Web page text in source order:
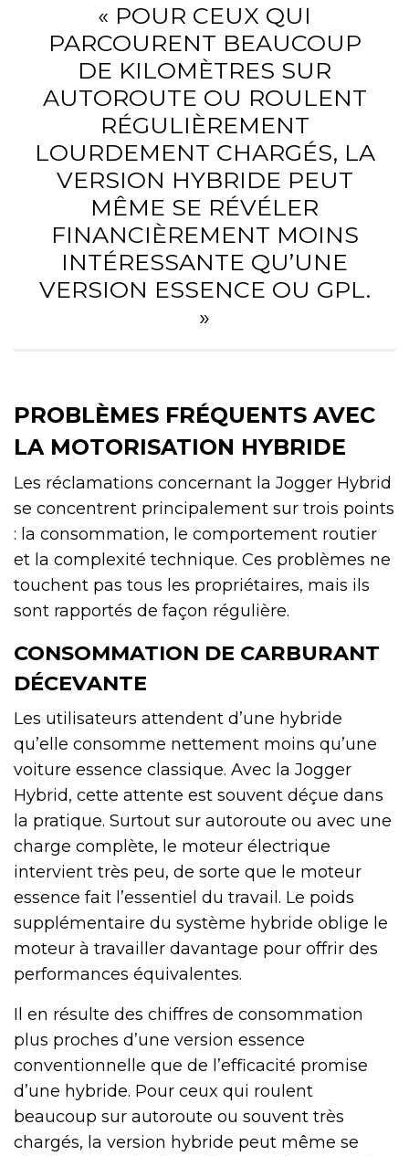
« POUR CEUX QUI
PARCOURENT BEAUCOUP
DE KILOMÈTRES SUR
AUTOROUTE OU ROULENT
RÉGULIÈREMENT
LOURDEMENT CHARGÉS, LA
VERSION HYBRIDE PEUT
MÊME SE RÉVÉLER
FINANCIÈREMENT MOINS
INTÉRESSANTE QU’UNE
VERSION ESSENCE OU GPL.
»
PROBLÈMES FRÉQUENTS AVEC
LA MOTORISATION HYBRIDE
Les réclamations concernant la Jogger Hybrid
se concentrent principalement sur trois points
: la consommation, le comportement routier
et la complexité technique. Ces problèmes ne
touchent pas tous les propriétaires, mais ils
sont rapportés de façon régulière.
CONSOMMATION DE CARBURANT
DÉCEVANTE
Les utilisateurs attendent d’une hybride
qu’elle consomme nettement moins qu’une
voiture essence classique. Avec la Jogger
Hybrid, cette attente est souvent déçue dans
la pratique. Surtout sur autoroute ou avec une
charge complète, le moteur électrique
intervient très peu, de sorte que le moteur
essence fait l’essentiel du travail. Le poids
supplémentaire du système hybride oblige le
moteur à travailler davantage pour offrir des
performances équivalentes.
Il en résulte des chiffres de consommation
plus proches d’une version essence
conventionnelle que de l’efficacité promise
d’une hybride. Pour ceux qui roulent
beaucoup sur autoroute ou souvent très
chargés, la version hybride peut même se